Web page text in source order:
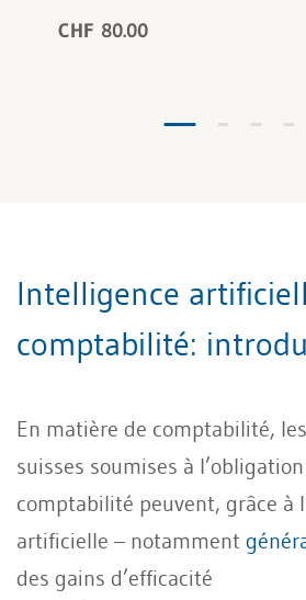
CHF 80.00
Intelligence
comptabilité:
En matière de comptabilité,
suisses soumises à
comptabilité peuvent, grâce à
artificielle – notamment
des gains d’efficacité